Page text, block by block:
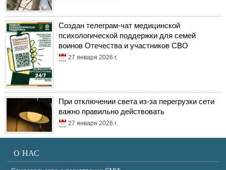
Создан телеграм-чат медицинской
психологической поддержки для семей
воинов Отечества и участников СВО
27 января 2026 г.
При отключении света из-за перегрузки сети
важно правильно действовать
27 января 2026 г.
О НАС